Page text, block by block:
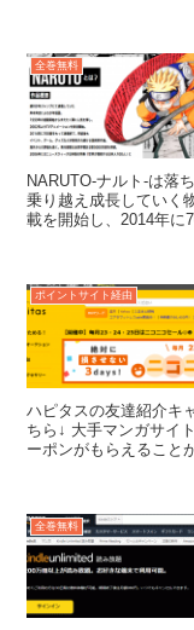
全巻無料
NARUTO-ナルト-は落
乗り越え成長していく物語です。 1999年から週
載を開始し、2014年に
ポイントサイト経由
ハピタスの友達紹介キャン
ちら↓ 大手マンガサイトに新規登録すると、初回限定で大幅な割引ク
ーポンがもらえることがあります。 割安
全巻無料